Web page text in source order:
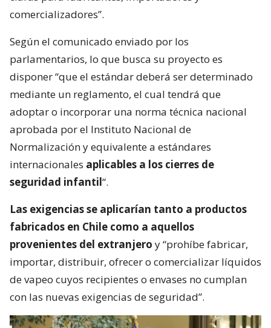
comercializadores”.
Según el comunicado enviado por los
parlamentarios, lo que busca su proyecto es
disponer “que el estándar deberá ser determinado
mediante un reglamento, el cual tendrá que
adoptar o incorporar una norma técnica nacional
aprobada por el Instituto Nacional de
Normalización y equivalente a estándares
internacionales aplicables a los cierres de
seguridad infantil“.
Las exigencias se aplicarían tanto a productos
fabricados en Chile como a aquellos
provenientes del extranjero y “prohíbe fabricar,
importar, distribuir, ofrecer o comercializar líquidos
de vapeo cuyos recipientes o envases no cumplan
con las nuevas exigencias de seguridad”.